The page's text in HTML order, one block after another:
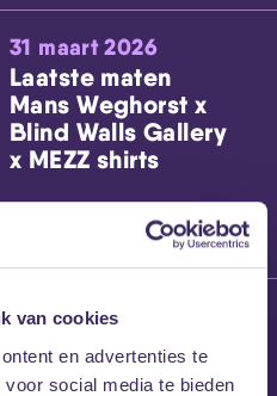
van cookies
en advertenties te
social media te bieden
31 maart 2026
Laatste maten
Mans Weghorst x
Blind Walls Gallery
x MEZZ shirts
27 maart 2026
Willem’s Blog:
Frans Kalf